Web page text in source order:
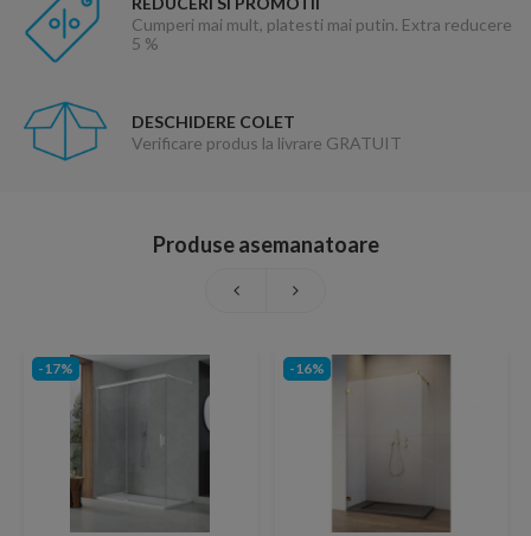
Cumperi mai mult, platesti mai putin. Extra reducere
5 %
DESCHIDERE COLET
Verificare produs la livrare GRATUIT
Produse asemanatoare
-17% -16%